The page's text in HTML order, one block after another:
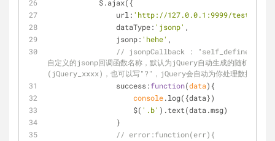
            $.ajax({
url : 'http://127.0.0.1:9999/test'
dataType: 'jsonp' ,
jsonp: 'hehe' ,
// jsonpCallback :
自定义的jsonp回调函数名称，默认为jQuery自动生成的随机函数名
(jQuery_xxxx)，也可以写"?"，jQuery会自动为你处理数据
success:function(data) {
console.log({data})
                    $(
'.b' ).text(data.msg)
                }
// error:function(err){